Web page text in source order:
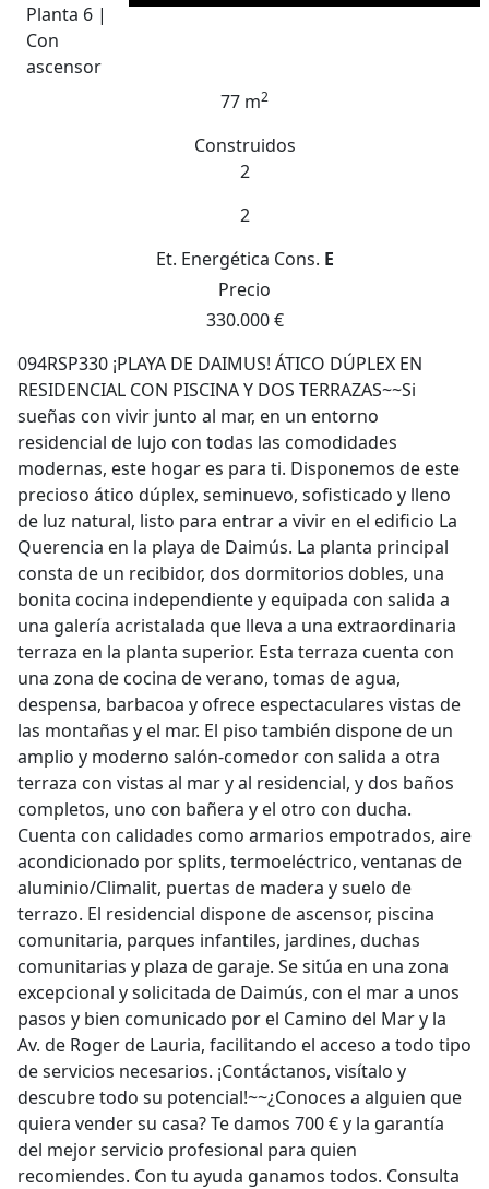
Planta 6 |
Con
ascensor
77 m2
Construidos
2
2
Et. Energética Cons. E
Precio
330.000 €
094RSP330 ¡PLAYA DE DAIMUS! ÁTICO DÚPLEX EN
RESIDENCIAL CON PISCINA Y DOS TERRAZAS~~Si
sueñas con vivir junto al mar, en un entorno
residencial de lujo con todas las comodidades
modernas, este hogar es para ti. Disponemos de este
precioso ático dúplex, seminuevo, sofisticado y lleno
de luz natural, listo para entrar a vivir en el edificio La
Querencia en la playa de Daimús. La planta principal
consta de un recibidor, dos dormitorios dobles, una
bonita cocina independiente y equipada con salida a
una galería acristalada que lleva a una extraordinaria
terraza en la planta superior. Esta terraza cuenta con
una zona de cocina de verano, tomas de agua,
despensa, barbacoa y ofrece espectaculares vistas de
las montañas y el mar. El piso también dispone de un
amplio y moderno salón-comedor con salida a otra
terraza con vistas al mar y al residencial, y dos baños
completos, uno con bañera y el otro con ducha.
Cuenta con calidades como armarios empotrados, aire
acondicionado por splits, termoeléctrico, ventanas de
aluminio/Climalit, puertas de madera y suelo de
terrazo. El residencial dispone de ascensor, piscina
comunitaria, parques infantiles, jardines, duchas
comunitarias y plaza de garaje. Se sitúa en una zona
excepcional y solicitada de Daimús, con el mar a unos
pasos y bien comunicado por el Camino del Mar y la
Av. de Roger de Lauria, facilitando el acceso a todo tipo
de servicios necesarios. ¡Contáctanos, visítalo y
descubre todo su potencial!~~¿Conoces a alguien que
quiera vender su casa? Te damos 700 € y la garantía
del mejor servicio profesional para quien
recomiendes. Con tu ayuda ganamos todos. Consulta